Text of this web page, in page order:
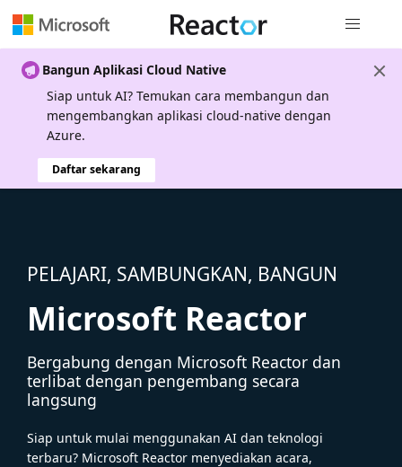
Bangun Aplikasi Cloud Native
Siap untuk AI? Temukan cara membangun dan
mengembangkan aplikasi cloud-native dengan
Azure.
Daftar sekarang
PELAJARI, SAMBUNGKAN, BANGUN
Microsoft Reactor
Bergabung dengan Microsoft Reactor dan
terlibat dengan pengembang secara
langsung
Siap untuk mulai menggunakan AI dan teknologi
terbaru? Microsoft Reactor menyediakan acara,